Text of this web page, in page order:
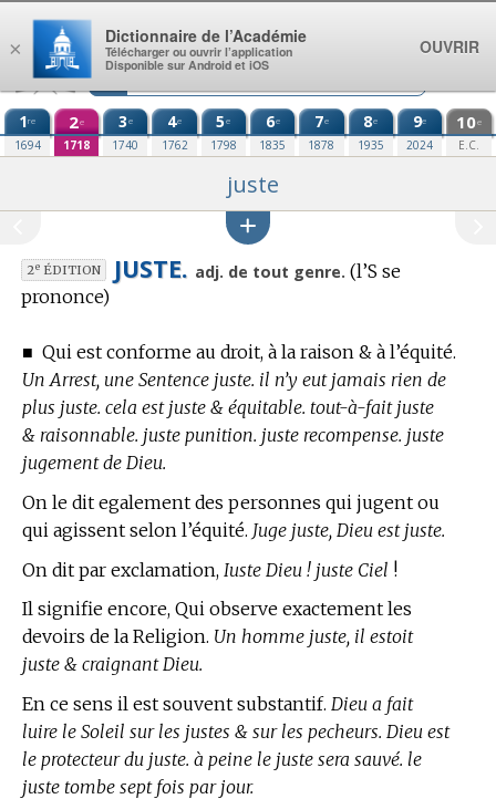
Aller au contenu
1re
1694
2e
1718
3e
1740
4e
1762
5e
1798
6e
1835
7e
1878
8e
1935
9e
2024
10e
E.C.
juste
2eÉDITION JUSTE. adj. de tout genre. (l’S se
prononce)
■ Qui est conforme au droit, à la raison & à l’équité.
Un Arrest, une Sentence juste. il n’y eut jamais rien de
plus juste. cela est juste & équitable. tout-à-fait juste
& raisonnable. juste punition. juste recompense. juste
jugement de Dieu.
On le dit egalement des personnes qui jugent ou
qui agissent selon l’équité. Juge juste, Dieu est juste.
On dit par exclamation, Iuste Dieu ! juste Ciel !
Il signifie encore, Qui observe exactement les
devoirs de la Religion. Un homme juste, il estoit
juste & craignant Dieu.
En ce sens il est souvent substantif. Dieu a fait
luire le Soleil sur les justes & sur les pecheurs. Dieu est
le protecteur du juste. à peine le juste sera sauvé. le
juste tombe sept fois par jour.
×
Dictionnaire de l’Académie
Télécharger ou ouvrir l’application
Disponible sur Android et iOS
OUVRIR